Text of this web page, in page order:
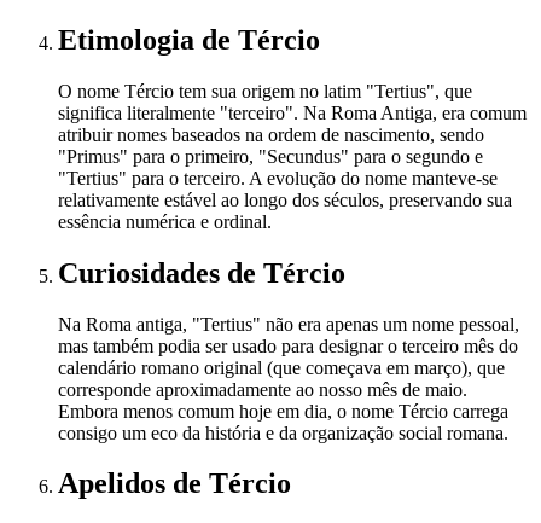
Etimologia de Tércio
O nome Tércio tem sua origem no latim "Tertius", que
significa literalmente "terceiro". Na Roma Antiga, era comum
atribuir nomes baseados na ordem de nascimento, sendo
"Primus" para o primeiro, "Secundus" para o segundo e
"Tertius" para o terceiro. A evolução do nome manteve-se
relativamente estável ao longo dos séculos, preservando sua
essência numérica e ordinal.
Curiosidades de Tércio
Na Roma antiga, "Tertius" não era apenas um nome pessoal,
mas também podia ser usado para designar o terceiro mês do
calendário romano original (que começava em março), que
corresponde aproximadamente ao nosso mês de maio.
Embora menos comum hoje em dia, o nome Tércio carrega
consigo um eco da história e da organização social romana.
Apelidos de Tércio